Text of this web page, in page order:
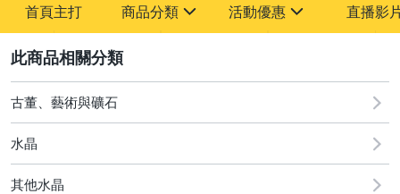
首頁主打 商品分類
其它
活動優惠
[全店] 周年慶
[全店] 粉絲專享
直播影
古董、藝術與礦石
水晶
其他水晶